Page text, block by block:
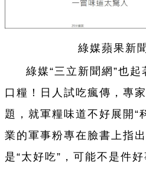
綠媒蘋果新
綠媒“三立新聞網”也起
口糧！日人試吃瘋傳，專
題，就軍糧味道不好展開“
業的軍事粉專在臉書上指出
是“太好吃”，可能不是件